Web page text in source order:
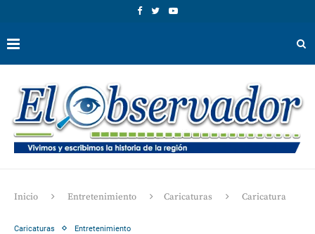
Inicio Entretenimiento Caricaturas Caricatura
Caricaturas Entretenimiento